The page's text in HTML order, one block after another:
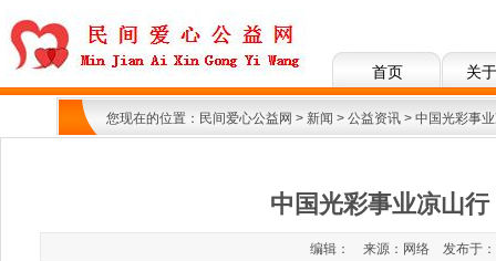
首页 关
您现在的位置： 民间爱心公益网 > 新闻 > 公益资讯 > 中国光彩事
中国光彩事业凉山
编辑： 来源：网络 发布于